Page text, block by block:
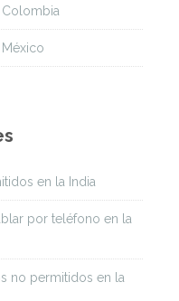
en la India
por teléfono en la
no permitidos en la